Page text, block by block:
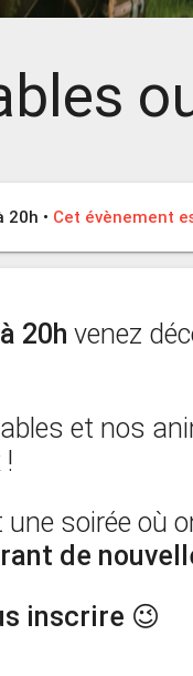
20h • Cet évènement
20h venez
et nos
une soirée où
de
inscrire 😉